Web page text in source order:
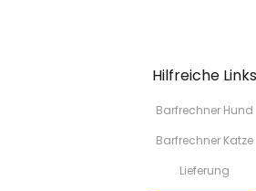
Hilfreiche Links
Barfrechner Hund
Barfrechner Katze
Lieferung